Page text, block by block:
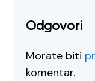
Odgovori
Morate biti
komentar.